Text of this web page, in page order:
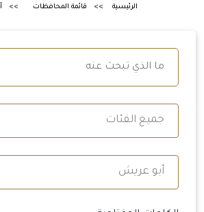
الرئيسية قائمة المحافظات
جميع الفئات
أبو عريش